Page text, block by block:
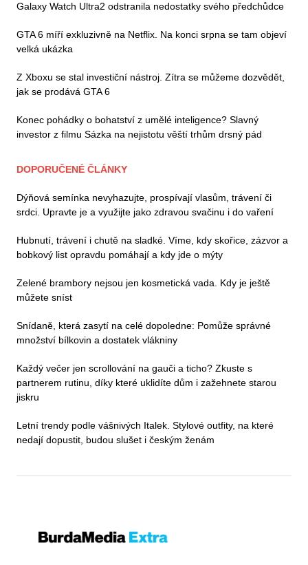
Galaxy Watch Ultra2 odstranila nedostatky svého předchůdce
GTA 6 míří exkluzivně na Netflix. Na konci srpna se tam objeví
velká ukázka
Z Xboxu se stal investiční nástroj. Zítra se můžeme dozvědět,
jak se prodává GTA 6
Konec pohádky o bohatství z umělé inteligence? Slavný
investor z filmu Sázka na nejistotu věští trhům drsný pád
DOPORUČENÉ ČLÁNKY
Dýňová semínka nevyhazujte, prospívají vlasům, trávení či
srdci. Upravte je a využijte jako zdravou svačinu i do vaření
Hubnutí, trávení i chutě na sladké. Víme, kdy skořice, zázvor a
bobkový list opravdu pomáhají a kdy jde o mýty
Zelené brambory nejsou jen kosmetická vada. Kdy je ještě
můžete sníst
Snídaně, která zasytí na celé dopoledne: Pomůže správné
množství bílkovin a dostatek vlákniny
Každý večer jen scrollování na gauči a ticho? Zkuste s
partnerem rutinu, díky které uklidíte dům i zažehnete starou
jiskru
Letní trendy podle vášnivých Italek. Stylové outfity, na které
nedají dopustit, budou slušet i českým ženám